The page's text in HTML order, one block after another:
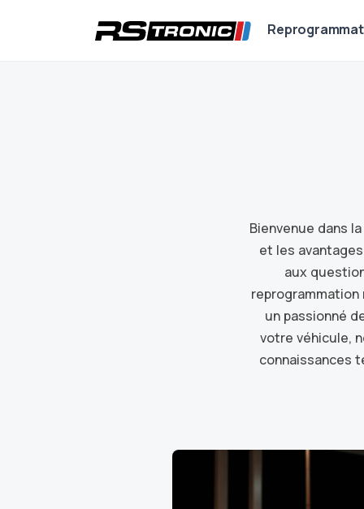
Bienvenue dans
et les
aux
reprogrammation
un passionné
votre véhicule,
connaissances